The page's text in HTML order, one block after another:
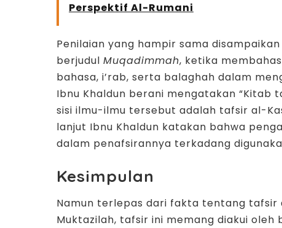
Perspektif Al-Rumani
Penilaian yang hampir sama
berjudul Muqadimmah, ketika
bahasa, i’rab, serta balaghah dalam
Ibnu Khaldun berani mengatakan
sisi ilmu-ilmu tersebut adalah tafsir al-
lanjut Ibnu Khaldun katakan bahwa
dalam penafsirannya terkadang
Kesimpulan
Namun terlepas dari fakta tentang tafsir
Muktazilah, tafsir ini memang diakui